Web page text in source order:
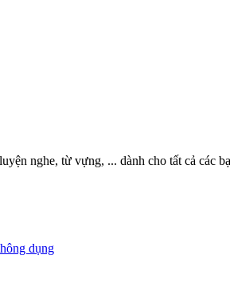
nghe, từ vựng, ... dành cho tất cả các
dụng